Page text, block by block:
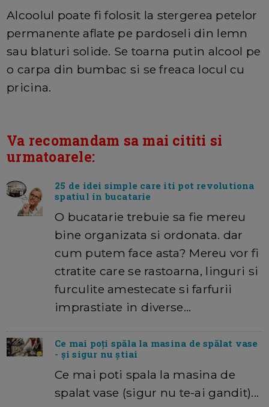
Alcoolul poate fi folosit la stergerea petelor
permanente aflate pe pardoseli din lemn
sau blaturi solide. Se toarna putin alcool pe
o carpa din bumbac si se freaca locul cu
pricina.
Va recomandam sa mai cititi si
urmatoarele:
25 de idei simple care iti pot revolutiona
spatiul in bucatarie
O bucatarie trebuie sa fie mereu
bine organizata si ordonata. dar
cum putem face asta? Mereu vor fi
ctratite care se rastoarna, linguri si
furculite amestecate si farfurii
imprastiate in diverse…
Ce mai poți spăla la masina de spălat vase
- și sigur nu știai
Ce mai poti spala la masina de
spalat vase (sigur nu te-ai gandit)...